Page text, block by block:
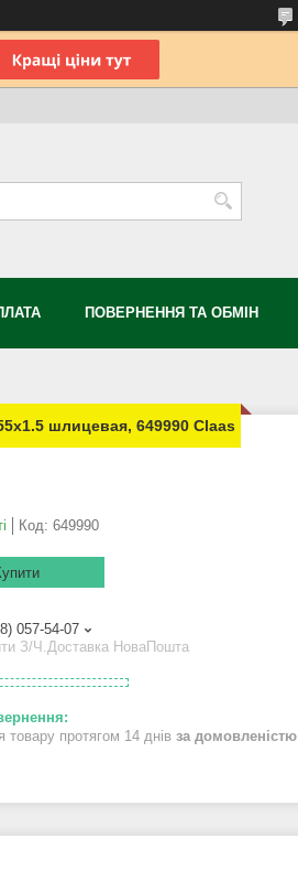
ПОВЕРНЕННЯ ТА ОБМІН
шлицевая, 649990 Claas
Код: 649990
057-54-07
З/Ч.Доставка НоваПошта
товару протягом 14 днів за домовленістю